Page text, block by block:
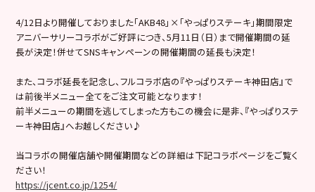
4/12日より開催しておりました「AKB48」×「やっぱりステーキ」期間限定
アニバーサリーコラボがご好評につき、5月11日（日）まで開催期間の延
長が決定！併せてSNSキャンペーンの開催期間の延長も決定！
また、コラボ延長を記念し、フルコラボ店の『やっぱりステーキ神田店』で
は前後半メニュー全てをご注文可能となります！
前半メニューの期間を逃してしまった方もこの機会に是非、『やっぱりステ
ーキ神田店』へお越しください♪
当コラボの開催店舗や開催期間などの詳細は下記コラボページをご覧く
ださい！
https://jcent.co.jp/1254/